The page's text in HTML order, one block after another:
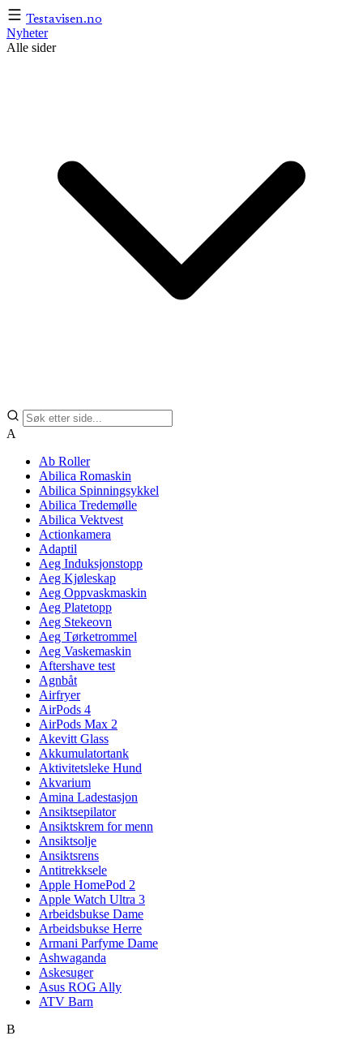
Testavisen.no
Nyheter
Alle sider
A
Ab Roller
Abilica Romaskin
Abilica Spinningsykkel
Abilica Tredemølle
Abilica Vektvest
Actionkamera
Adaptil
Aeg Induksjonstopp
Aeg Kjøleskap
Aeg Oppvaskmaskin
Aeg Platetopp
Aeg Stekeovn
Aeg Tørketrommel
Aeg Vaskemaskin
Aftershave test
Agnbåt
Airfryer
AirPods 4
AirPods Max 2
Akevitt Glass
Akkumulatortank
Aktivitetsleke Hund
Akvarium
Amina Ladestasjon
Ansiktsepilator
Ansiktskrem for menn
Ansiktsolje
Ansiktsrens
Antitrekksele
Apple HomePod 2
Apple Watch Ultra 3
Arbeidsbukse Dame
Arbeidsbukse Herre
Armani Parfyme Dame
Ashwaganda
Askesuger
Asus ROG Ally
ATV Barn
B